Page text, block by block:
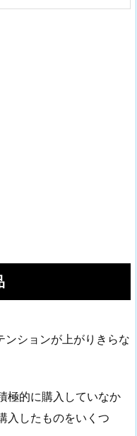
ンションが上がりきらな
極的に購入していなか
入したものをいくつ